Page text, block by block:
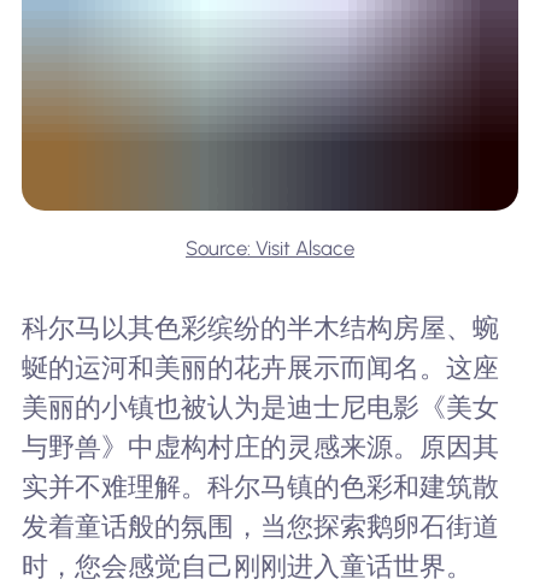
Source: Visit Alsace
科尔马以其色彩缤纷的半木结构房屋、蜿
蜒的运河和美丽的花卉展示而闻名。这座
美丽的小镇也被认为是迪士尼电影《美女
与野兽》中虚构村庄的灵感来源。原因其
实并不难理解。科尔马镇的色彩和建筑散
发着童话般的氛围，当您探索鹅卵石街道
时，您会感觉自己刚刚进入童话世界。